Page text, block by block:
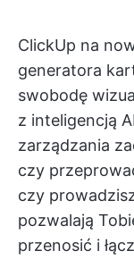
ClickUp na
generatora
swobodę
z inteligencją
zarządzania
czy
czy
pozwalają
przenosić i